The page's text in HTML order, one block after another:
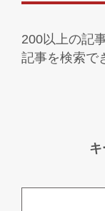
200以上の記
記事を検索で